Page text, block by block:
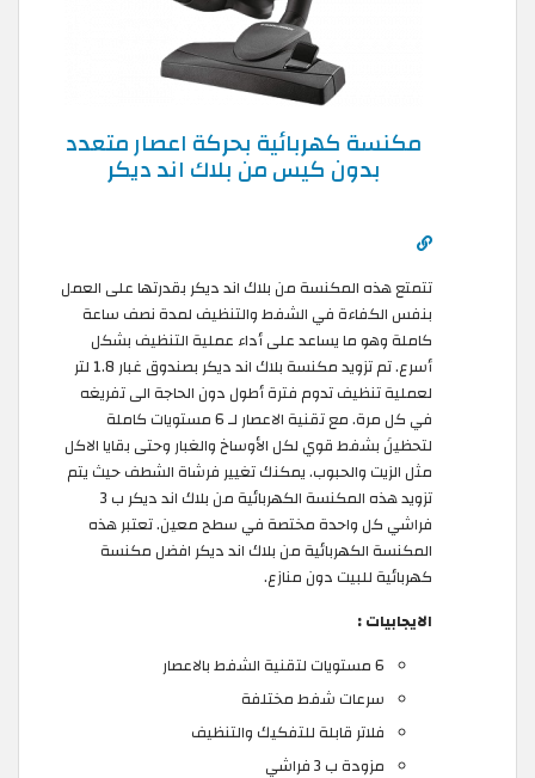
مكنسة كهربائية بحركة اعصار متعدد
بدون كيس من بلاك اند ديكر
تتمتع هذه المكنسة من بلاك اند ديكر بقدرتها على العمل
بنفس الكفاءة في الشفط والتنظيف لمدة نصف ساعة
كاملة وهو ما يساعد على أداء عملية التنظيف بشكل
أسرع. تم تزويد مكنسة بلاك اند ديكر بصندوق غبار 1.8 لتر
لعملية تنظيف تدوم فترة أطول دون الحاجة الى تفريغه
في كل مرة. مع تقنية الاعصار لـ 6 مستويات كاملة
لتحظينَ بشفط قوي لكل الأوساخ والغبار وحتى بقايا الاكل
مثل الزيت والحبوب. يمكنك تغيير فرشاة الشطف حيث يتم
تزويد هذه المكنسة الكهربائية من بلاك اند ديكر ب 3
فراشي كل واحدة مختصة في سطح معين. تعتبر هذه
المكنسة الكهربائية من بلاك اند ديكر افضل مكنسة
كهربائية للبيت دون منازع.
الايجابيات :
6 مستويات لتقنية الشفط بالاعصار
سرعات شفط مختلفة
فلاتر قابلة للتفكيك والتنظيف
مزودة ب 3 فراشي